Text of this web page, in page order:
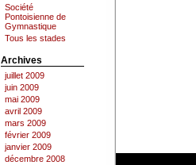
Société
Pontoisienne de
Gymnastique
Tous les stades
Archives
juillet 2009
juin 2009
mai 2009
avril 2009
mars 2009
février 2009
janvier 2009
décembre 2008